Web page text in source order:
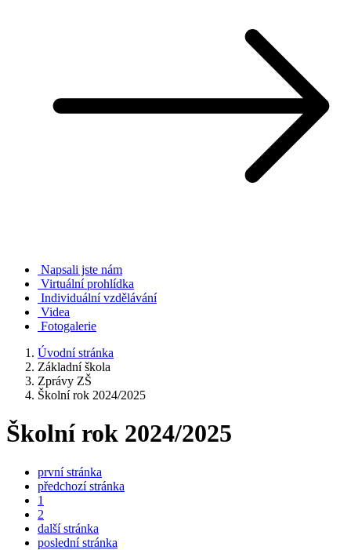
Napsali jste nám
Virtuální prohlídka
Individuální vzdělávání
Videa
Fotogalerie
Úvodní stránka
Základní škola
Zprávy ZŠ
Školní rok 2024/2025
Školní rok 2024/2025
první stránka
předchozí stránka
1
2
další stránka
poslední stránka